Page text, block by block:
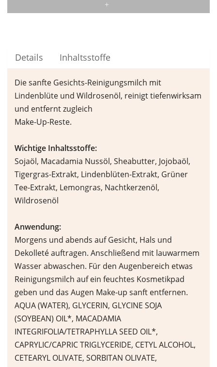
Details Inhaltsstoffe
Die sanfte Gesichts-Reinigungsmilch mit
Lindenblüte und Wildrosenöl, reinigt tiefenwirksam
und entfernt zugleich
Make-Up-Reste.
Wichtige Inhaltsstoffe:
Sojaöl, Macadamia Nussöl, Sheabutter, Jojobaöl,
Tigergras-Extrakt, Lindenblüten-Extrakt, Grüner
Tee-Extrakt, Lemongras, Nachtkerzenöl,
Wildrosenöl
Anwendung:
Morgens und abends auf Gesicht, Hals und
Dekolleté auftragen. Anschließend mit lauwarmem
Wasser abwaschen. Für den Augenbereich etwas
Reinigungsmilch auf ein feuchtes Kosmetikpad
geben und das Augen Make-up sanft entfernen.
AQUA (WATER), GLYCERIN, GLYCINE SOJA
(SOYBEAN) OIL*, MACADAMIA
INTEGRIFOLIA/TETRAPHYLLA SEED OIL*,
CAPRYLIC/CAPRIC TRIGLYCERIDE, CETYL ALCOHOL,
CETEARYL OLIVATE, SORBITAN OLIVATE,